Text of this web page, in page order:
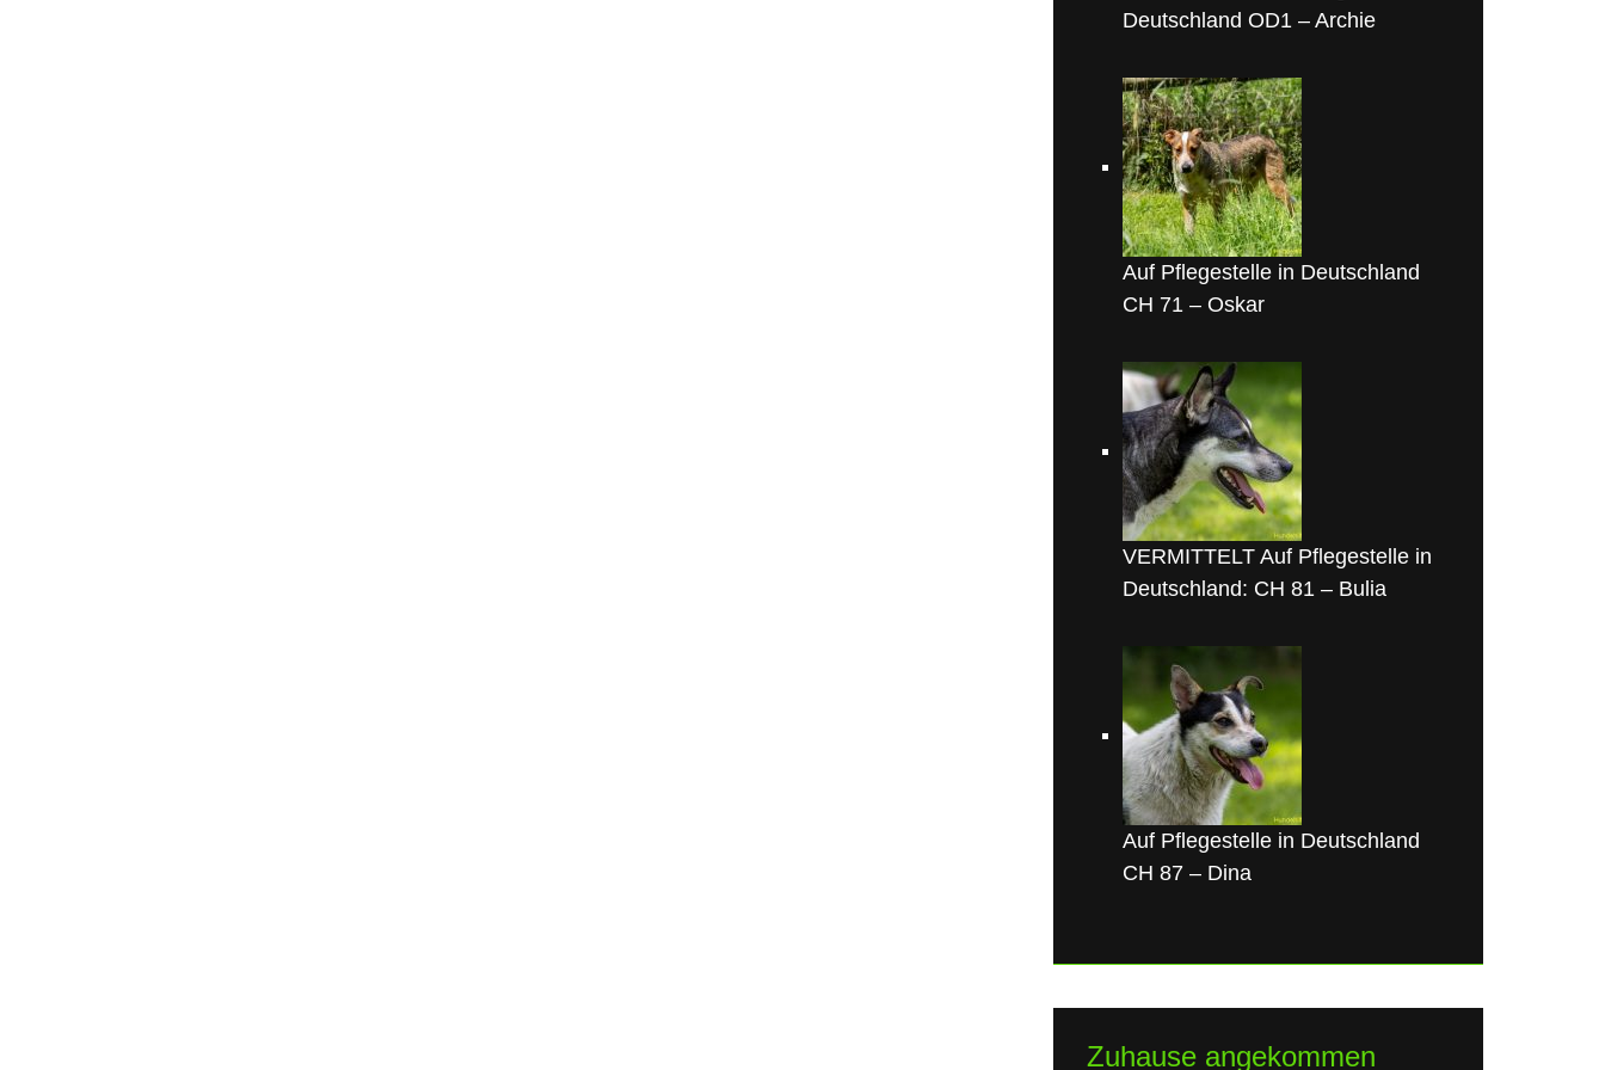
Deutschland OD1 – Archie
Auf Pflegestelle in Deutschland
CH 71 – Oskar
VERMITTELT Auf Pflegestelle in
Deutschland: CH 81 – Bulia
Auf Pflegestelle in Deutschland
CH 87 – Dina
Zuhause angekommen